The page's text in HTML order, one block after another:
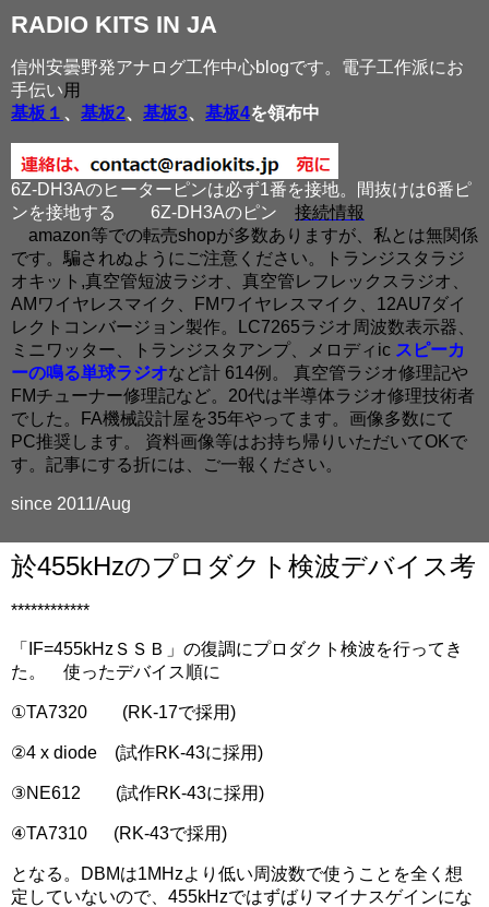
RADIO KITS IN JA
信州安曇野発アナログ工作中心blogです。電子工作派にお
手伝い用
基板１ 、 基板2、 基板3、 基板4を領布中
6Z-DH3Aのヒーターピンは必ず1番を接地。間抜けは6番ピ
ンを接地する
6Z-DH3Aのピン 接続情報
amazon等での転売shopが多数ありますが、私とは無関係
です。騙されぬようにご注意ください。トランジスタラジ
オキット,真空管短波ラジオ、真空管レフレックスラジオ、
AMワイヤレスマイク、FMワイヤレスマイク、12AU7ダイ
レクトコンバージョン製作。LC7265ラジオ周波数表示器、
ミニワッター、トランジスタアンプ、メロディic スピーカ
ーの鳴る単球ラジオなど計 614例。 真空管ラジオ修理記や
FMチューナー修理記など。20代は半導体ラジオ修理技術者
でした。FA機械設計屋を35年やってます。画像多数にて
PC推奨します。 資料画像等はお持ち帰りいただいてOKで
す。記事にする折には、ご一報ください。
since 2011/Aug
於455kHzのプロダクト検波デバイス考
************
「IF=455kHzＳＳＢ」の復調にプロダクト検波を行ってき
た。 使ったデバイス順に
①TA7320 (RK-17で採用)
②4 x diode (試作RK-43に採用)
③NE612 (試作RK-43に採用)
④TA7310 (RK-43で採用)
となる。DBMは1MHzより低い周波数で使うことを全く想
定していないので、455kHzではずばりマイナスゲインにな